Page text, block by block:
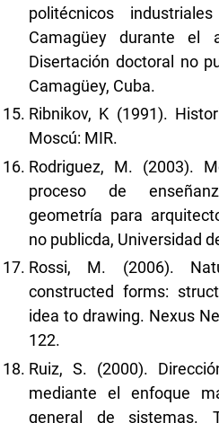
politécnicos
Camagüey durante el
Disertación doctoral no
Camagüey, Cuba.
Ribnikov, K (1991).
Moscú: MIR.
Rodriguez, M. (2003).
proceso de
geometría para
no publicda, Universidad
Rossi, M. (2006).
constructed forms:
idea to drawing. Nexus
122.
Ruiz, S. (2000).
mediante el enfoque
general de sistemas.